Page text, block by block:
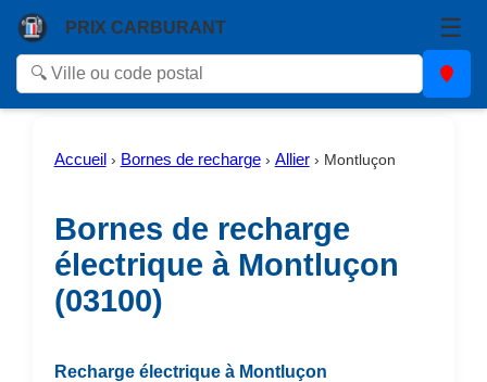
PRIX CARBURANT ☰
Accueil › Bornes de recharge› Allier› Montluçon
Bornes de recharge
électrique à Montluçon
(03100)
Recharge électrique à Montluçon